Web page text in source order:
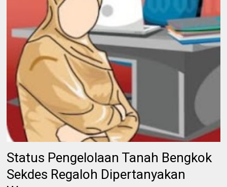
Status Pengelolaan Tanah Bengkok
Sekdes Regaloh Dipertanyakan